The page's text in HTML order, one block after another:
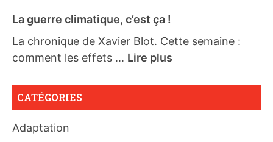
La guerre climatique, c’est ça !
La chronique de Xavier Blot. Cette semaine :
comment les effets ... Lire plus
CATÉGORIES
Adaptation